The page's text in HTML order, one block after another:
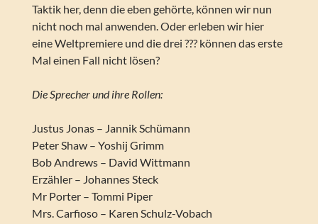
Taktik her, denn die eben gehörte, können wir nun
nicht noch mal anwenden. Oder erleben wir hier
eine Weltpremiere und die drei ??? können das erste
Mal einen Fall nicht lösen?
Die Sprecher und ihre Rollen:
Justus Jonas – Jannik Schümann
Peter Shaw – Yoshij Grimm
Bob Andrews – David Wittmann
Erzähler – Johannes Steck
Mr Porter – Tommi Piper
Mrs. Carfioso – Karen Schulz-Vobach